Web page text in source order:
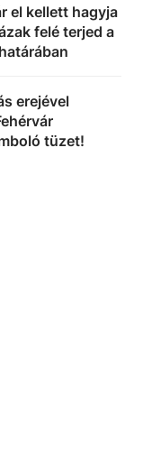
el kellett hagyja
felé terjed a
erejével
tüzet!